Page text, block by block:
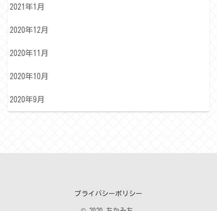
2021年1月
2020年12月
2020年11月
2020年10月
2020年9月
プライバシーポリシー